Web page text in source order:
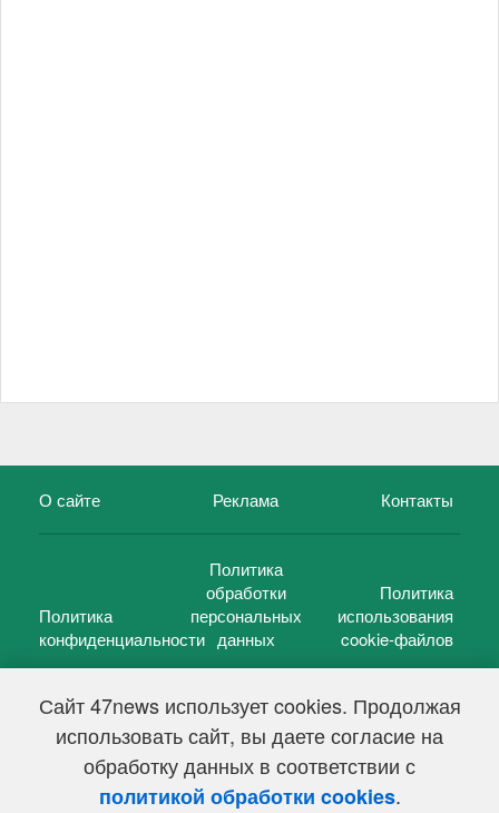
Сайт 47news использует cookies. Продолжая
использовать сайт, вы даете согласие на
обработку данных в соответствии с
политикой обработки cookies.
О сайте Реклама Контакты
Политика
конфиденциальности
Политика
обработки
персональных
данных
Политика
использования
cookie-файлов
47 новостей (47 news)2005 — 2026 г.
Свидетельство о регистрации СМИ Эл № ФС 77-39848, выдано
Федеральной службой по надзору в сфере связи,
информационных технологий и массовых коммуникаций